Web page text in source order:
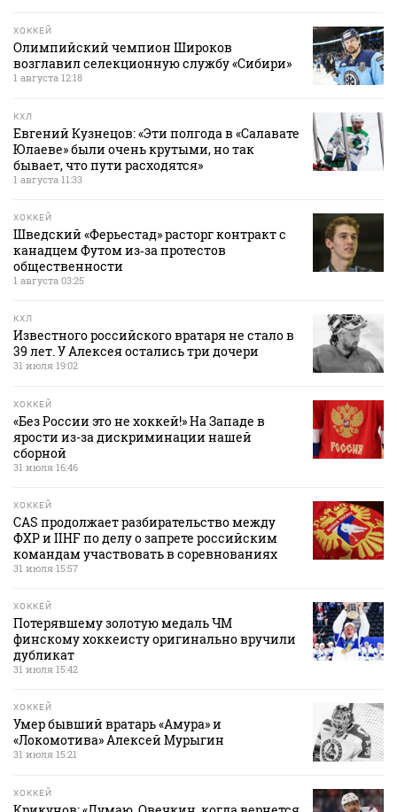
ХОККЕЙ
Олимпийский чемпион Широков
возглавил селекционную службу «Сибири»
1 августа 12:18
КХЛ
Евгений Кузнецов: «Эти полгода в «Салавате
Юлаеве» были очень крутыми, но так
бывает, что пути расходятся»
1 августа 11:33
ХОККЕЙ
Шведский «Ферьестад» расторг контракт с
канадцем Футом из‑за протестов
общественности
1 августа 03:25
КХЛ
Известного российского вратаря не стало в
39 лет. У Алексея остались три дочери
31 июля 19:02
ХОККЕЙ
«Без России это не хоккей!» На Западе в
ярости из-за дискриминации нашей
сборной
31 июля 16:46
ХОККЕЙ
CAS продолжает разбирательство между
ФХР и IIHF по делу о запрете российским
командам участвовать в соревнованиях
31 июля 15:57
ХОККЕЙ
Потерявшему золотую медаль ЧМ
финскому хоккеисту оригинально вручили
дубликат
31 июля 15:42
ХОККЕЙ
Умер бывший вратарь «Амура» и
«Локомотива» Алексей Мурыгин
31 июля 15:21
ХОККЕЙ